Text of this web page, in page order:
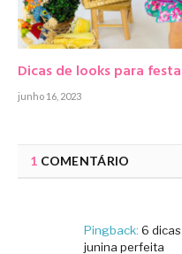
Dicas de looks para
junho 16, 2023
1 COMENTÁRIO
Pingback: 6
junina perfeita